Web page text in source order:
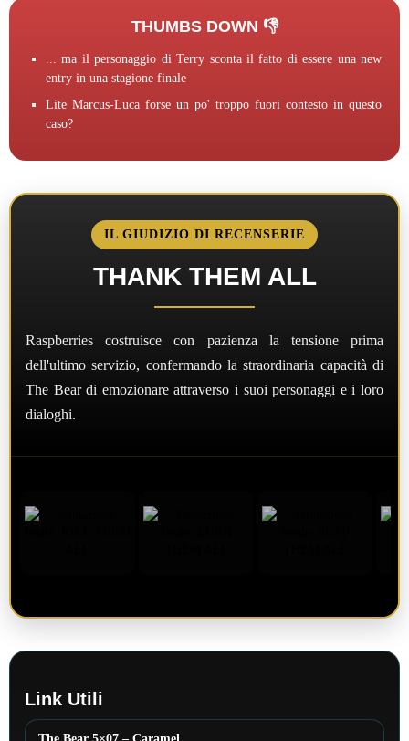
THUMBS DOWN 👎
... ma il personaggio di Terry sconta il fatto di essere una new
entry in una stagione finale
Lite Marcus-Luca forse un po' troppo fuori contesto in questo
caso?
IL GIUDIZIO DI RECENSERIE
THANK THEM ALL
Raspberries costruisce con pazienza la tensione prima
dell'ultimo servizio, confermando la straordinaria capacità di
The Bear di emozionare attraverso i suoi personaggi e i loro
dialoghi.
Link Utili